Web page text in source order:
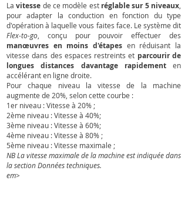
Lavitesse de ce modèle est réglable sur 5 niveaux,
pour adapter la conduction en fonction du type
d'opération à laquelle vous faites face. Le système dit
Flex-to-go, conçu pour pouvoir effectuer des
manœuvres en moins d'étapes en réduisant la
vitesse dans des espaces restreints et parcourir de
longues distances davantage rapidementen
accélérant en ligne droite.
Pour chaque niveau la vitesse de la machine
augmente de 20%, selon cette courbe :
1er niveau : Vitesse ​​à 20% ;
2ème niveau : Vitesse à 40%;
3ème niveau : Vitesse à 60%;
4ème niveau : Vitesse ​​à 80% ;
5ème niveau : Vitesse maximale ;
NB La vitesse maximale de la machine est indiquée dans
la section Données techniques.
em>